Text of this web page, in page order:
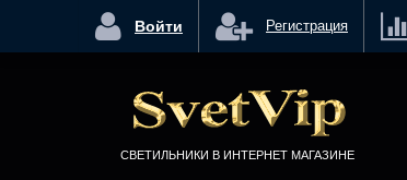
СВЕТИЛЬНИКИ В ИНТЕРНЕТ МАГАЗИНЕ
Войти Регистрация